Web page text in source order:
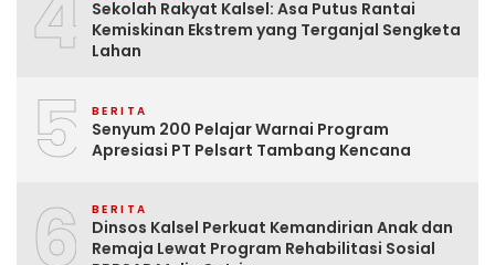
Sekolah Rakyat Kalsel: Asa Putus Rantai
Kemiskinan Ekstrem yang Terganjal Sengketa
Lahan
5 BERITA
Senyum 200 Pelajar Warnai Program
Apresiasi PT Pelsart Tambang Kencana
6 BERITA
Dinsos Kalsel Perkuat Kemandirian Anak dan
Remaja Lewat Program Rehabilitasi Sosial